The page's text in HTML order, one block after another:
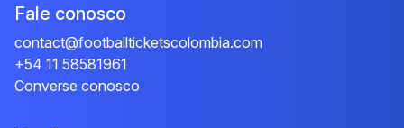
Fale conosco
contact@footballticketscolombia.com
+54 11 58581961
Converse conosco